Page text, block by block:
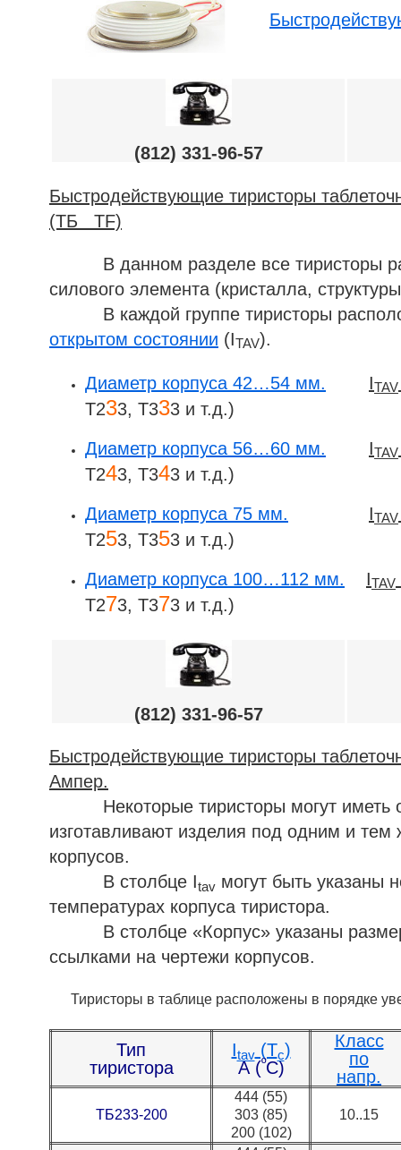
(812) 331-96-57
Быстродействующие тиристоры
(ТБ TF)
В данном разделе все тиристоры
силового элемента (кристалла,
В каждой группе тиристоры
открытом состоянии (ITAV).
Диаметр корпуса 42…54 мм. ITAV
Т233, Т333 и т.д.)
Диаметр корпуса 56…60 мм.
ITAV
Т243, Т343 и т.д.)
Диаметр корпуса 75 мм.
ITAV
Т253, Т353 и т.д.)
Диаметр корпуса 100…112 мм.
ITAV
Т273, Т373 и т.д.)
(812) 331-96-57
Быстродействующие тиристоры
Ампер.
Некоторые тиристоры могут иметь
изготавливают изделия под одним и
корпусов.
В столбце Itav могут быть указаны
температурах корпуса тиристора.
В столбце «Корпус» указаны
ссылками на чертежи корпусов.
Тиристоры в таблице расположены в порядке
Тип
тиристора
Itav(Tc)
А (ºС)
Класс
по
напр.
ТБ233-200
444 (55)
303 (85)
200 (102)
10..15